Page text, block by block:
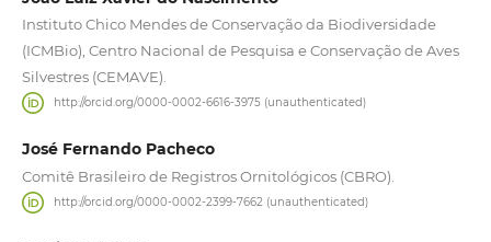
Instituto Chico Mendes de Conservação da Biodiversidade
(ICMBio), Centro Nacional de Pesquisa e Conservação de Aves
Silvestres (CEMAVE).
http://orcid.org/0000-0002-6616-3975 (unauthenticated)
José Fernando Pacheco
Comitê Brasileiro de Registros Ornitológicos (CBRO).
http://orcid.org/0000-0002-2399-7662 (unauthenticated)